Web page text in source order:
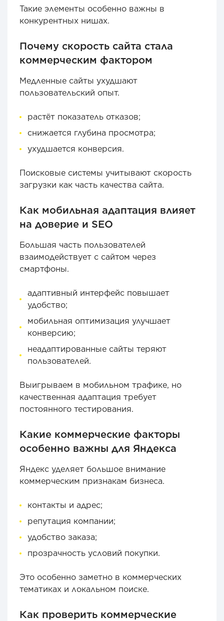
Такие элементы особенно важны в
конкурентных нишах.
Почему скорость сайта стала
коммерческим фактором
Медленные сайты ухудшают
пользовательский опыт.
растёт показатель отказов;
снижается глубина просмотра;
ухудшается конверсия.
Поисковые системы учитывают скорость
загрузки как часть качества сайта.
Как мобильная адаптация влияет
на доверие и SEO
Большая часть пользователей
взаимодействует с сайтом через
смартфоны.
адаптивный интерфейс повышает
удобство;
мобильная оптимизация улучшает
конверсию;
неадаптированные сайты теряют
пользователей.
Выигрываем в мобильном трафике, но
качественная адаптация требует
постоянного тестирования.
Какие коммерческие факторы
особенно важны для Яндекса
Яндекс уделяет большое внимание
коммерческим признакам бизнеса.
контакты и адрес;
репутация компании;
удобство заказа;
прозрачность условий покупки.
Это особенно заметно в коммерческих
тематиках и локальном поиске.
Как проверить коммерческие